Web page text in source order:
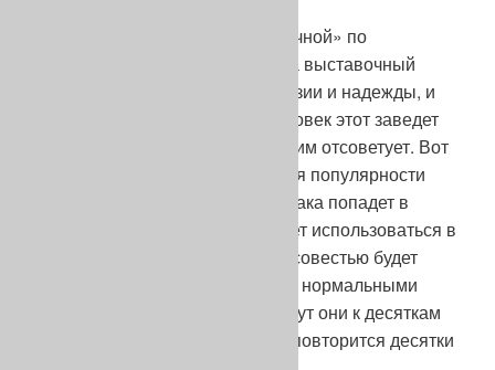
Коли не окажется собака «отличной» по
экстерьеру и минует ее хозяина выставочный
угар, то до конца растают иллюзии и надежды, и
вряд ли когда-нибудь опять человек этот заведет
себе овчарку. Да и друзьям своим отсоветует. Вот
вам, кстати, траектория падения популярности
породы! Но еще хуже, если собака попадет в
разряд «перспективных», станет использоваться в
разведении, а хозяин с чистой совестью будет
плодить ее потомков, считая их нормальными
немецкими овчарками. И попадут они к десяткам
людей, и все описанное выше повторится десятки